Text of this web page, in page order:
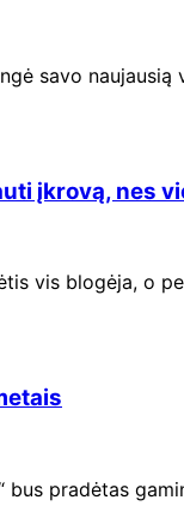
savo
įkrovą, nes
vis blogėja, o
bus pradėtas